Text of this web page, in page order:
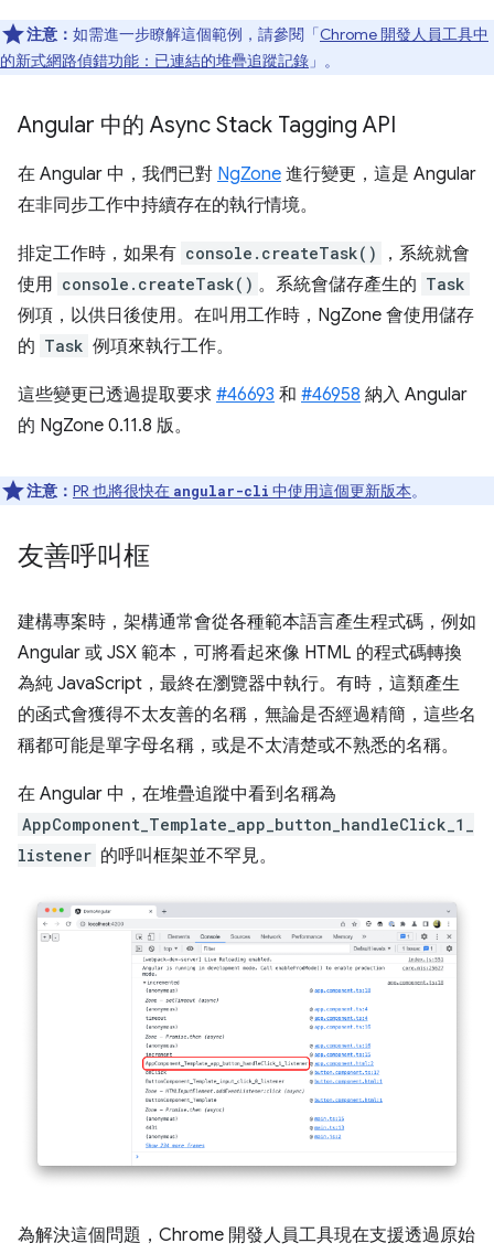
注意： 如需進一步瞭解這個範例，請參閱「Chrome 開發人員工具中
的新式網路偵錯功能：已連結的堆疊追蹤記錄 」。
Angular 中的 Async Stack Tagging API
在 Angular 中，我們已對 NgZone 進行變更，這是 Angular
在非同步工作中持續存在的執行情境。
排定工作時，如果有 console.createTask()
，系統就會
使用 console.createTask() 。系統會儲存產生的 Task
例項，以供日後使用。在叫用工作時，NgZone 會使用儲存
的 Task 例項來執行工作。
這些變更已透過提取要求 #46693 和 #46958 納入 Angular
的 NgZone 0.11.8 版。
注意： PR 也將很快在 angular-cli 中使用這個更新版本。
友善呼叫框
建構專案時，架構通常會從各種範本語言產生程式碼，例如
Angular 或 JSX 範本，可將看起來像 HTML 的程式碼轉換
為純 JavaScript，最終在瀏覽器中執行。有時，這類產生
的函式會獲得不太友善的名稱，無論是否經過精簡，這些名
稱都可能是單字母名稱，或是不太清楚或不熟悉的名稱。
在 Angular 中，在堆疊追蹤中看到名稱為
AppComponent_Template_app_button_handleClick_1_
listener 的呼叫框架並不罕見。
為解決這個問題，Chrome 開發人員工具現在支援透過原始